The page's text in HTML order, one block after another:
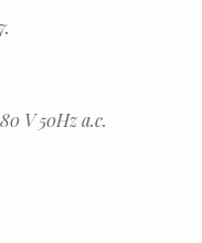
V 50Hz a.c.